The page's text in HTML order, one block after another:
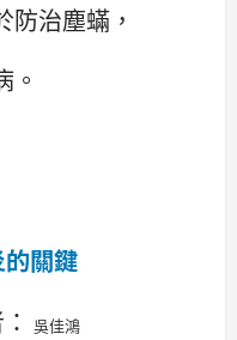
治塵蟎，
。
關鍵
吳佳鴻